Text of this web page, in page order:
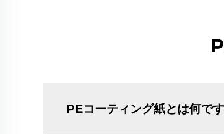
PEコーティング紙とは何で